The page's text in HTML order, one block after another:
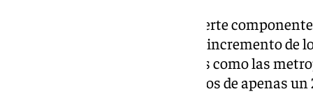
En las áreas costeras con un fuerte
grandes ciudades y capitales, el incremento de
en comparación con otras áreas como las
interior, que presentan aumentos de apenas un